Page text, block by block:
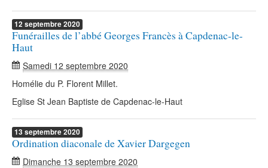
12 septembre2020
Funérailles de l’abbé Georges Francès à Capdenac-le-
Haut
Samedi 12 septembre 2020
Homélie du P. Florent Millet.
Eglise St Jean Baptiste de Capdenac-le-Haut
13 septembre2020
Ordination diaconale de Xavier Dargegen
Dimanche 13 septembre 2020